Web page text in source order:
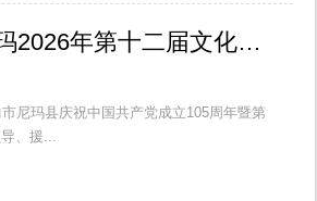
太阳之地 象雄故里——西藏尼玛2026年第十二届文化旅游节启幕
尼玛县庆祝中国共产党成立105周年暨第
、援...